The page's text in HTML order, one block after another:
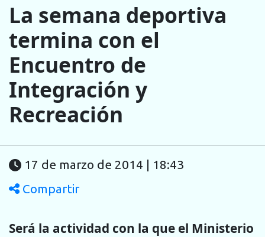
La semana deportiva
termina con el
Encuentro de
Integración y
Recreación
17 de marzo de 2014 | 18:43
Compartir
Será la actividad con la que el Ministerio